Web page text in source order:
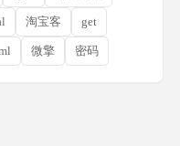
淘宝客 get
微擎 密码